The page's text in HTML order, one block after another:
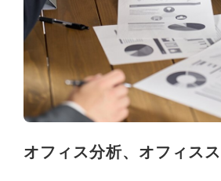
オフィス分析、オフィス